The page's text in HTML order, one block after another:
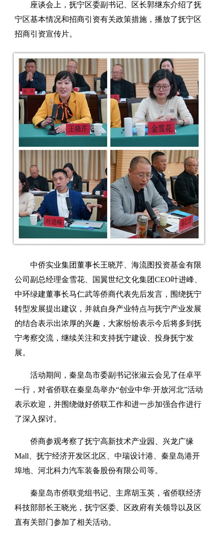
座谈会上，抚宁区委副书记、区长郭继东介绍了抚
宁区基本情况和招商引资有关政策措施，播放了抚宁区
招商引资宣传片。
中侨实业集团董事长王晓芹、海流图投资基金有限
公司副总经理金雪花、国翼世纪文化集团CEO叶进峰、
中环绿建董事长马仁武等侨商代表先后发言，围绕抚宁
转型发展提出建议，并就自身产业特点与抚宁产业发展
的结合表示出浓厚的兴趣，大家纷纷表示今后将多到抚
宁考察交流，继续关注和支持抚宁建设、投身抚宁发
展。
活动期间，秦皇岛市委副书记张淑云会见了任卓平
一行，对省侨联在秦皇岛举办“创业中华·开放河北”活动
表示欢迎，并围绕做好侨联工作和进一步加强合作进行
了深入探讨。
侨商参观考察了抚宁高新技术产业园、兴龙广缘
Mall、抚宁经济开发区北区、中瑞设计港、秦皇岛港开
埠地、河北科力汽车装备股份有限公司等。
秦皇岛市侨联党组书记、主席胡玉英，省侨联经济
科技部部长王晓光，抚宁区委、区政府有关领导以及区
直有关部门参加了相关活动。